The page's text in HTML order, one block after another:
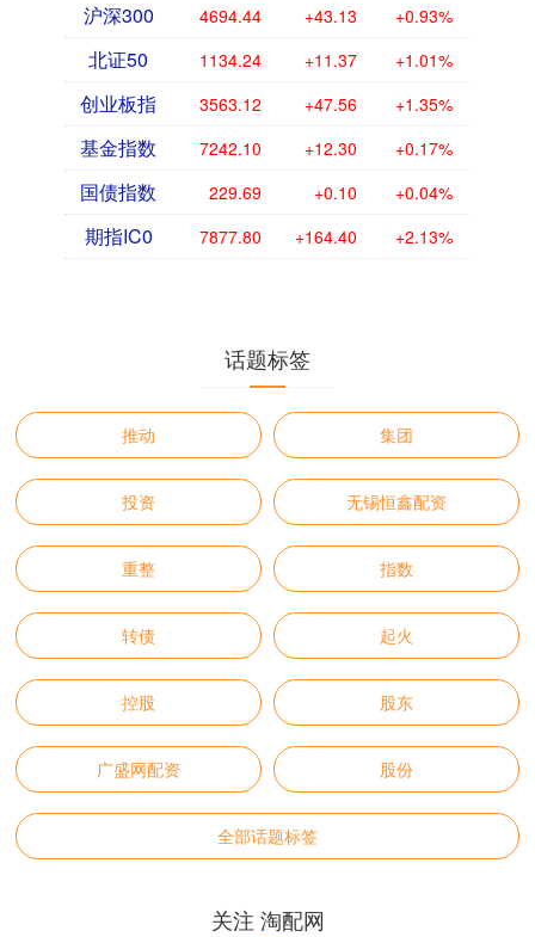
沪深300 4694.44 +43.13 +0.93%
北证50 1134.24 +11.37 +1.01%
创业板指 3563.12 +47.56 +1.35%
基金指数 7242.10 +12.30 +0.17%
国债指数 229.69 +0.10 +0.04%
期指IC0 7877.80 +164.40 +2.13%
话题标签
推动 集团
投资 无锡恒鑫配资
重整 指数
转债 起火
控股 股东
广盛网配资 股份
全部话题标签
关注 淘配网